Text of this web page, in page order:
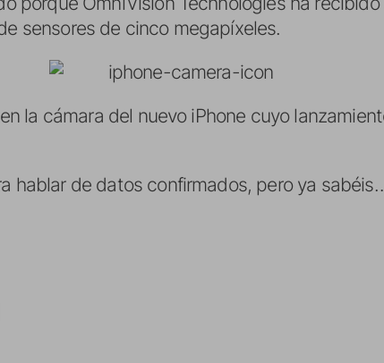
sensores de cinco megapíxeles.
la cámara del nuevo iPhone cuyo
hablar de datos confirmados, pero ya